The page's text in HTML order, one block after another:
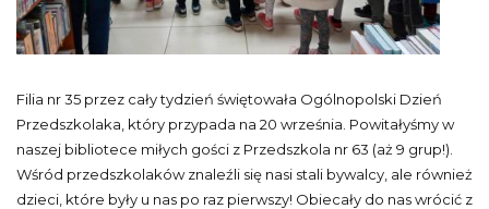
Filia nr 35 przez cały tydzień świętowała Ogólnopolski Dzień
Przedszkolaka, który przypada na 20 września. Powitałyśmy w
naszej bibliotece miłych gości z Przedszkola nr 63 (aż 9 grup!).
Wśród przedszkolaków znaleźli się nasi stali bywalcy, ale również
dzieci, które były u nas po raz pierwszy! Obiecały do nas wrócić z